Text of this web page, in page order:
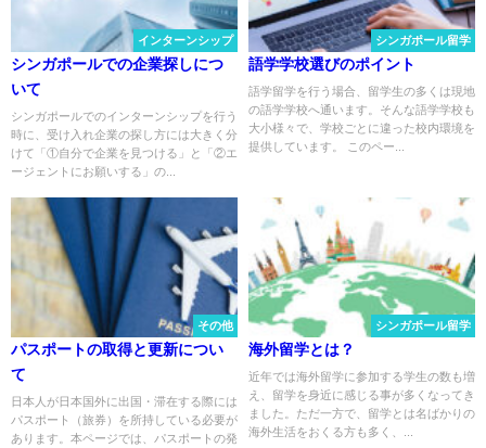
インターンシップ
シンガポールでの企業探しにつ
いて
シンガポールでのインターンシップを行う
時に、受け入れ企業の探し方には大きく分
けて「①自分で企業を見つける」と「②エ
ージェントにお願いする」の...
シンガポール留学
語学学校選びのポイント
語学留学を行う場合、留学生の多くは現地
の語学学校へ通います。そんな語学学校も
大小様々で、学校ごとに違った校内環境を
提供しています。 このペー...
その他
パスポートの取得と更新につい
て
日本人が日本国外に出国・滞在する際には
パスポート（旅券）を所持している必要が
あります。本ページでは、パスポートの発
シンガポール留学
海外留学とは？
近年では海外留学に参加する学生の数も増
え、留学を身近に感じる事が多くなってき
ました。ただ一方で、留学とは名ばかりの
海外生活をおくる方も多く、...